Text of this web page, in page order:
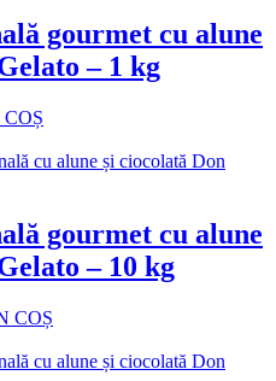
gourmet cu alune
– 1 kg
gourmet cu alune
– 10 kg
COȘ